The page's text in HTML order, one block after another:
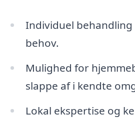
Individuel
behov.
Mulighed for
slappe af i kendte
Lokal ekspertise og